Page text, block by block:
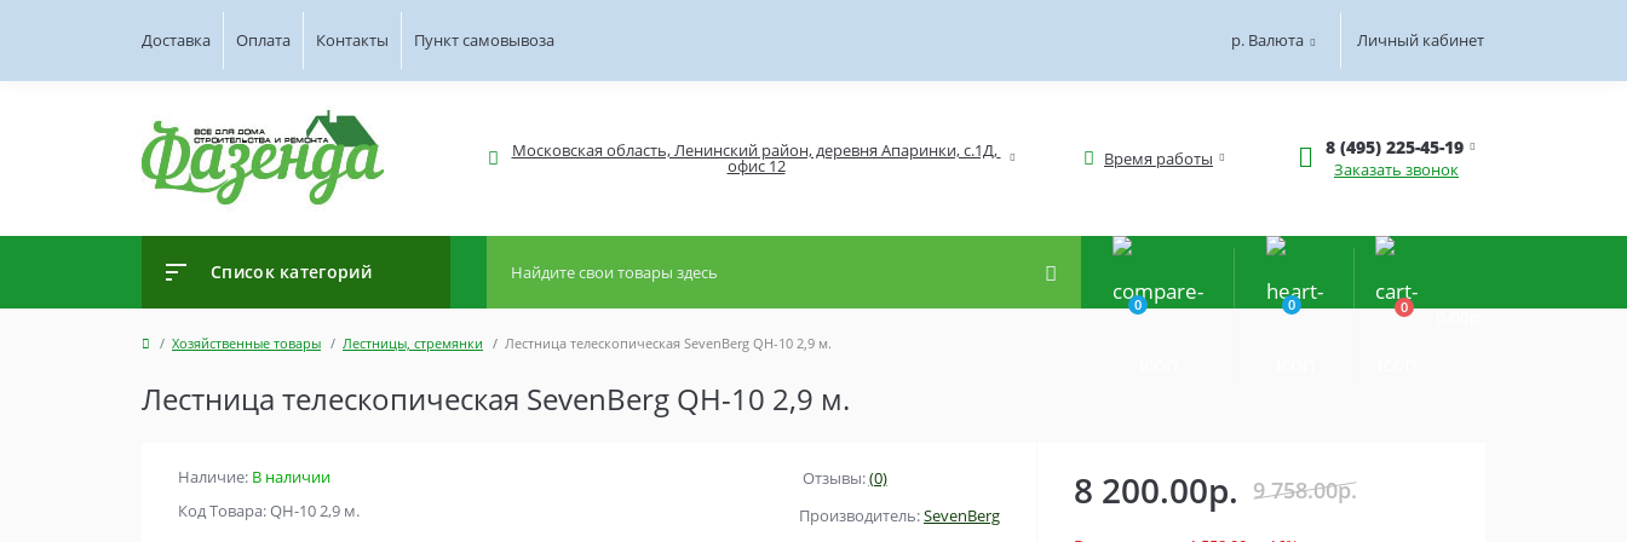
Доставка Оплата Контакты Пункт самовывоза р. Валюта Личный кабинет
Московская область, Ленинский район, деревня Апаринки, с.1Д,
офис 12 Время работы 8 (495) 225-45-19
Заказать звонок
Список категорий
0 0 0
Хозяйственные товары Лестницы, стремянки Лестница телескопическая SevenBerg QH-10 2,9 м.
Лестница телескопическая SevenBerg QH-10 2,9 м.
Наличие: В наличии
Код Товара: QH-10 2,9 м.
Отзывы:(0)
Производитель:SevenBerg
8 200.00р. 9 758.00р.